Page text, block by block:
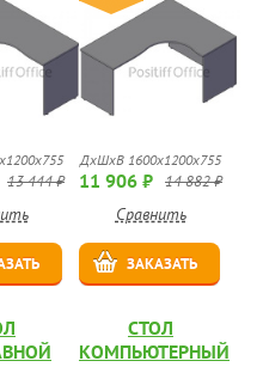
13 444 ₽
ДхШхВ 1600х1200х755
11 906 ₽ 14 882 ₽
Сравнить
ЗАКАЗАТЬ
СТОЛ
КОМПЬЮТЕРНЫЙ